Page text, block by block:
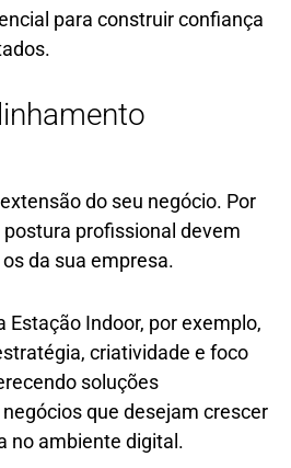
para construir confiança
do seu negócio. Por
postura profissional devem
da sua empresa.
Estação Indoor, por exemplo,
criatividade e foco
soluções
que desejam crescer
no ambiente digital.